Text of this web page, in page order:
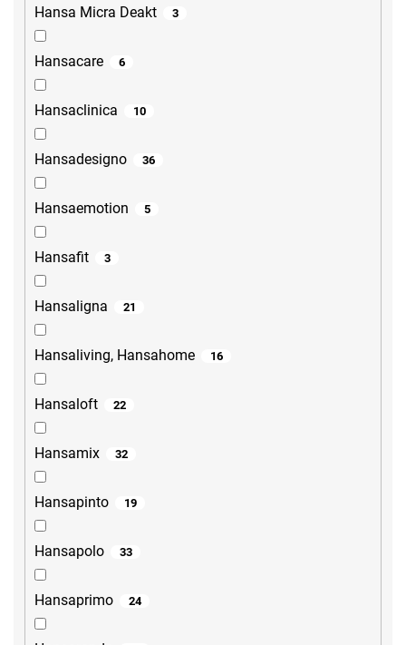
Hansa Micra Deakt 3
Hansacare 6
Hansaclinica 10
Hansadesigno 36
Hansaemotion 5
Hansafit 3
Hansaligna 21
Hansaliving, Hansahome 16
Hansaloft 22
Hansamix 32
Hansapinto 19
Hansapolo 33
Hansaprimo 24